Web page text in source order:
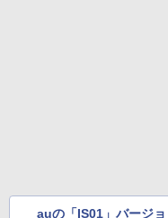
auの「IS01」バージョ